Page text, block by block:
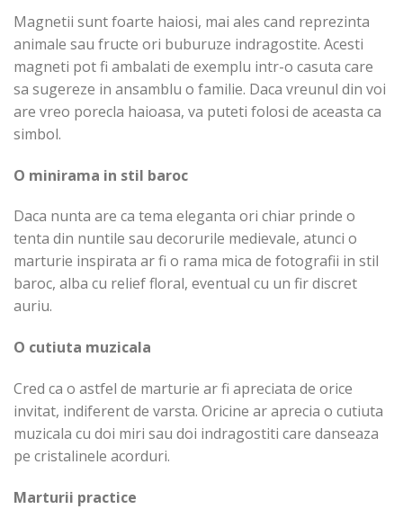
Magnetii sunt foarte haiosi, mai ales cand reprezinta
animale sau fructe ori buburuze indragostite. Acesti
magneti pot fi ambalati de exemplu intr-o casuta care
sa sugereze in ansamblu o familie. Daca vreunul din voi
are vreo porecla haioasa, va puteti folosi de aceasta ca
simbol.
O minirama in stil baroc
Daca nunta are ca tema eleganta ori chiar prinde o
tenta din nuntile sau decorurile medievale, atunci o
marturie inspirata ar fi o rama mica de fotografii in stil
baroc, alba cu relief floral, eventual cu un fir discret
auriu.
O cutiuta muzicala
Cred ca o astfel de marturie ar fi apreciata de orice
invitat, indiferent de varsta. Oricine ar aprecia o cutiuta
muzicala cu doi miri sau doi indragostiti care danseaza
pe cristalinele acorduri.
Marturii practice